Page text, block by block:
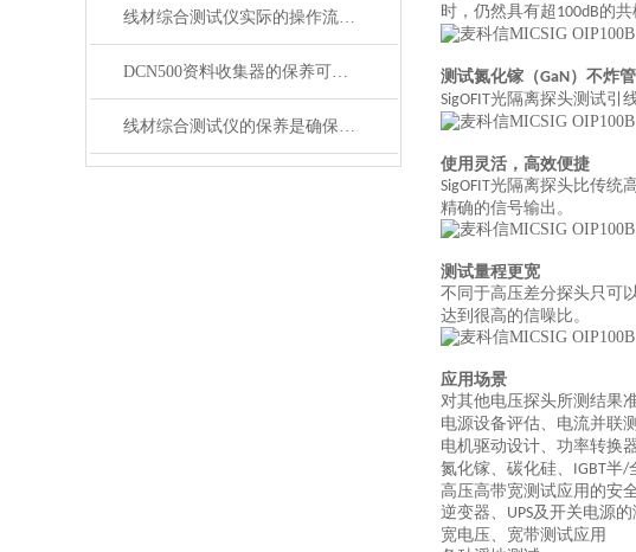
线材综合测试仪实际的操作流程是怎样的呢？
DCN500资料收集器的保养可以通过以下步骤来完成
线材综合测试仪的保养是确保其长期稳定运行的关键
时，仍然具有超 100dB的
测试氮化镓（GaN）不炸管
SigOFIT光隔离探头测试引
使用灵活，高效便捷
SigOFIT光隔离探头比传统
精确的信号输出。
测试量程更宽
不同于高压差分探头只可
达到很高的信噪比。
应用场景
对其他电压探头所测结果
电源设备评估、电流并联测
电机驱动设计、功率转换
氮化镓、碳化硅、 IGBT半/
高压高带宽测试应用的安
逆变器、 UPS及开关电源的
宽电压、宽带测试应用